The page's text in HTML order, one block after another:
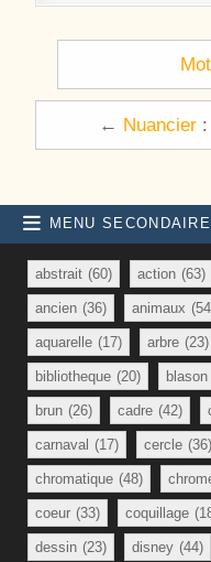
Navigation
← Nuancier:
MENU SECONDAIRE
abstrait (60) action (63)
ancien (36) animaux
aquarelle (17) arbre (23)
bibliotheque (20) blason
brun (26) cadre (42)
carnaval (17) cercle (36)
chromatique (48)
coeur (33) coquillage
dessin (23) disney (44)